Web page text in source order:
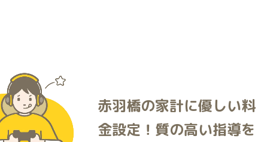
赤羽橋の家計に優しい料
金設定！質の高い指導を